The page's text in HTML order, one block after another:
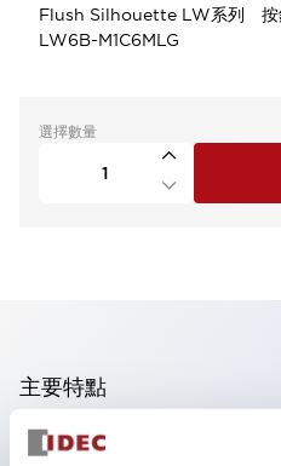
Flush Silhouette LW系列
LW6B-M1C6MLG
選擇數量
主要特點
可進行集合密著安裝